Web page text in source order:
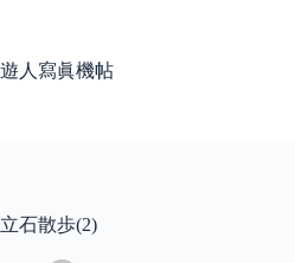
テ
ン
プ
遊人寫眞機帖
立石散歩(2)